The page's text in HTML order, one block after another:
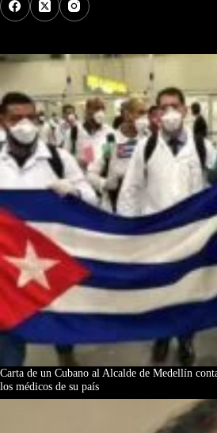
Carta de un Cubano al Alcalde de Medellín
los médicos de su país